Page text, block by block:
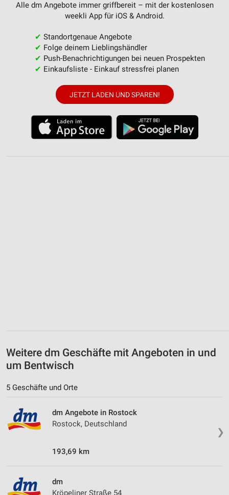
Alle dm Angebote immer griffbereit – mit der kostenlosen
weekli App für iOS & Android.
✔ Standortgenaue Angebote
✔ Folge deinem Lieblingshändler
✔ Push-Benachrichtigungen bei neuen Prospekten
✔ Einkaufsliste - Einkauf stressfrei planen
JETZT LADEN UND SPAREN!
Weitere dm Geschäfte mit Angeboten in und
um Bentwisch
5 Geschäfte und Orte
❯
dm Angebote in Rostock
Rostock, Deutschland
193,69 km
dm
Kröpeliner Straße 54